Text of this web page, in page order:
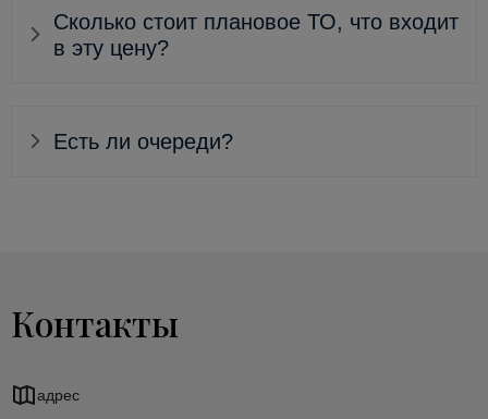
Сколько стоит плановое ТО, что входит
в эту цену?
Есть ли очереди?
Контакты
адрес